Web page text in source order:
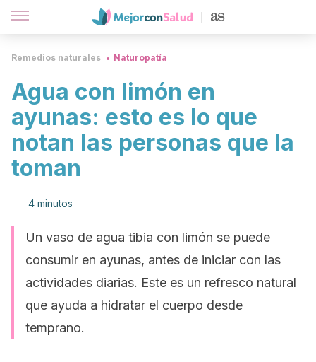
Remedios naturales Naturopatía
Agua con limón en
ayunas: esto es lo que
notan las personas que la
toman
4 minutos
Un vaso de agua tibia con limón se puede
consumir en ayunas, antes de iniciar con las
actividades diarias. Este es un refresco natural
que ayuda a hidratar el cuerpo desde
temprano.